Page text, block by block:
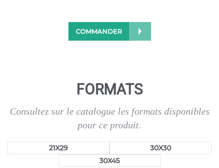
COMMANDER
FORMATS
Consultez sur le catalogue les formats disponibles
pour ce produit.
21X29
30X30
30X45